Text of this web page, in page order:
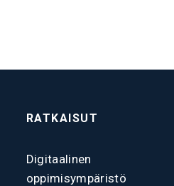
RATKAISUT
Digitaalinen
oppimisympäristö